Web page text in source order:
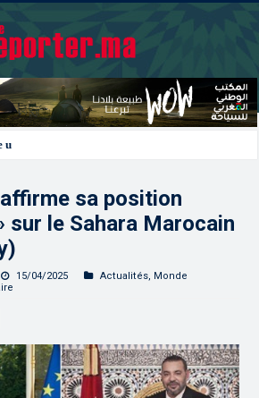
sa position
sur le Sahara Marocain
15/04/2025 Actualités, Monde